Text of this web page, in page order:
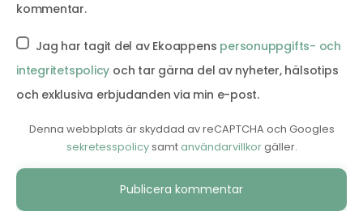
kommentar.
Jag har tagit del av Ekoappens personuppgifts- och
integritetspolicy och tar gärna del av nyheter, hälsotips
och exklusiva erbjudanden via min e-post.
Denna webbplats är skyddad av reCAPTCHA och Googles
sekretesspolicysamtanvändarvillkorgäller.
Alternative: